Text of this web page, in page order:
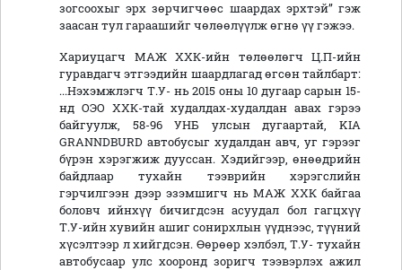
зогсоохыг эрх зөрчигчөөс шаардах эрхтэй” гэж
заасан тул гараашийг чөлөөлүүлж өгнө үү гэжээ.
Хариуцагч МАЖ ХХК-ийн төлөөлөгч Ц.П-ийн
гуравдагч этгээдийн шаардлагад өгсөн тайлбарт:
...Нэхэмжлэгч Т.У- нь 2015 оны 10 дугаар сарын 15-
нд ОЭО ХХК-тай худалдах-худалдан авах гэрээ
байгуулж, 58-96 УНБ улсын дугаартай, KIA
GRANNDBURD автобусыг худалдан авч, уг гэрээг
бүрэн хэрэгжиж дууссан. Хэдийгээр, өнөөдрийн
байдлаар тухайн тээврийн хэрэгслийн
гэрчилгээн дээр эзэмшигч нь МАЖ ХХК байгаа
боловч ийнхүү бичигдсэн асуудал бол гагцхүү
Т.У-ийн хувийн ашиг сонирхлын үүднээс, түүний
хүсэлтээр л хийгдсэн. Өөрөөр хэлбэл, Т.У- тухайн
автобусаар улс хооронд зоригч тээвэрлэх ажил